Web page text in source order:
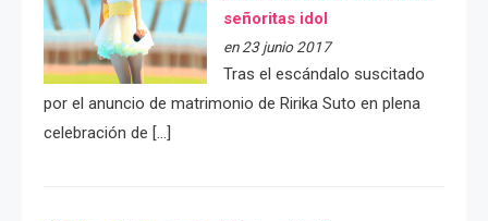
señoritas idol
en 23 junio 2017
Tras el escándalo suscitado
por el anuncio de matrimonio de Ririka Suto en plena
celebración de […]